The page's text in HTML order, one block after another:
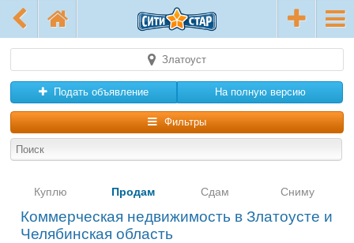
Златоуст
Подать объявление На полную версию
Фильтры
Куплю Продам Сдам Сниму
Коммерческая недвижимость в Златоусте и
Челябинская область